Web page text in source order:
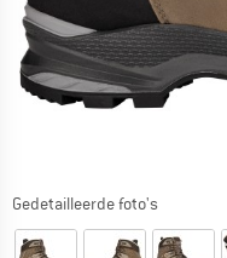
Gedetailleerde foto's